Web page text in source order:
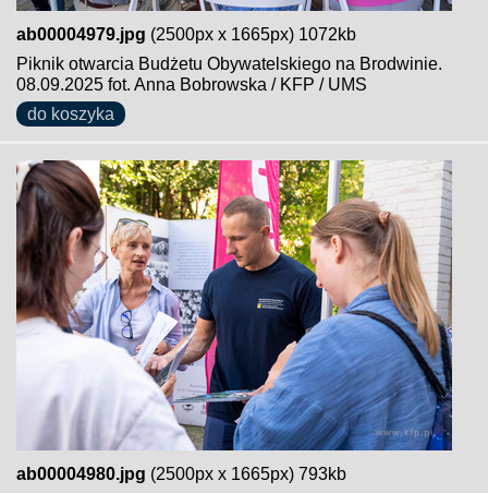
ab00004979.jpg (2500px x 1665px) 1072kb
Piknik otwarcia Budżetu Obywatelskiego na Brodwinie.
08.09.2025 fot. Anna Bobrowska / KFP / UMS
do koszyka
ab00004980.jpg (2500px x 1665px) 793kb